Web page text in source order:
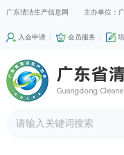
广东清洁生产信息网 主办单位：
入会申请 会员服务